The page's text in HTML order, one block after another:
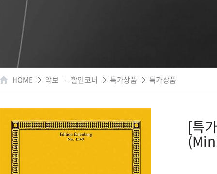
HOME 악보 할인코너 특가상품 특가상품
[특